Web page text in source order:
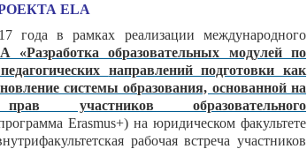
ELA
года в рамках реализации международного
«Разработка образовательных модулей по
направлений подготовки как
системы образования, основанной на
участников образовательного
Erasmus+) на юридическом факультете
рабочая встреча участников